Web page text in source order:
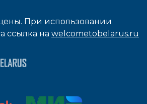
При использовании
ссылка на welcometobelarus.ru